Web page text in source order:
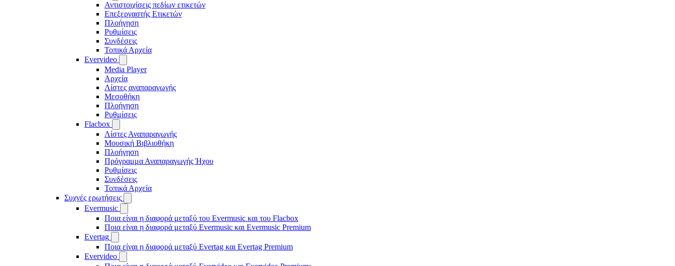
Αντιστοιχίσεις πεδίων ετικετών
Επεξεργαστής Ετικετών
Πλοήγηση
Ρυθμίσεις
Συνδέσεις
Τοπικά Αρχεία
Evervideo
Media Player
Αρχεία
Λίστες αναπαραγωγής
Μεσοθήκη
Πλοήγηση
Ρυθμίσεις
Flacbox
Λίστες Αναπαραγωγής
Μουσική Βιβλιοθήκη
Πλοήγηση
Πρόγραμμα Αναπαραγωγής Ήχου
Ρυθμίσεις
Συνδέσεις
Τοπικά Αρχεία
Συχνές ερωτήσεις
Evermusic
Ποια είναι η διαφορά μεταξύ του Evermusic και του Flacbox
Ποια είναι η διαφορά μεταξύ Evermusic και Evermusic Premium
Evertag
Ποια είναι η διαφορά μεταξύ Evertag και Evertag Premium
Evervideo